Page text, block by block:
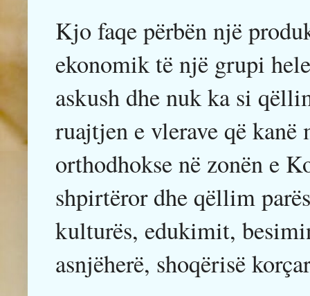
Kjo faqe përbën një
ekonomik të një grupi
askush dhe nuk ka si
ruajtjen e vlerave që
orthodhokse në zonën e
shpirtëror dhe qëllim
kulturës, edukimit,
asnjëherë, shoqërisë